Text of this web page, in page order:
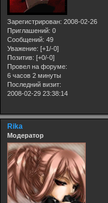
Зарегистрирован: 2008-02-26
Приглашений: 0
Сообщений: 49
Уважение: [+1/-0]
Позитив: [+0/-0]
Провел на форуме:
6 часов 2 минуты
Последний визит:
2008-02-29 23:38:14
Rika
Модератор